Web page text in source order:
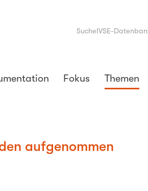
SucheIVSE-
Fokus Themen
aufgenommen